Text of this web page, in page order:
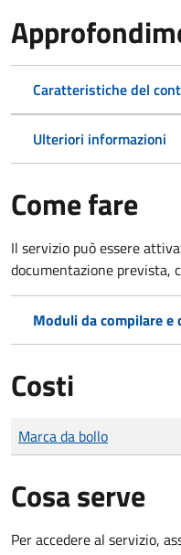
Caratteristiche del
Ulteriori informazioni
Come fare
Il servizio può essere
documentazione prevista,
Moduli da compilare e
Costi
Tipo di pagamento
Importo
Marca da bollo
Cosa serve
Per accedere al servizio,